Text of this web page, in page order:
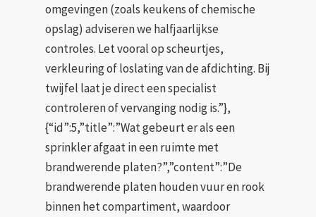
omgevingen (zoals keukens of chemische
opslag) adviseren we halfjaarlijkse
controles. Let vooral op scheurtjes,
verkleuring of loslating van de afdichting. Bij
twijfel laat je direct een specialist
controleren of vervanging nodig is.”},
{“id”:5,”title”:”Wat gebeurt er als een
sprinkler afgaat in een ruimte met
brandwerende platen?”,”content”:”De
brandwerende platen houden vuur en rook
binnen het compartiment, waardoor